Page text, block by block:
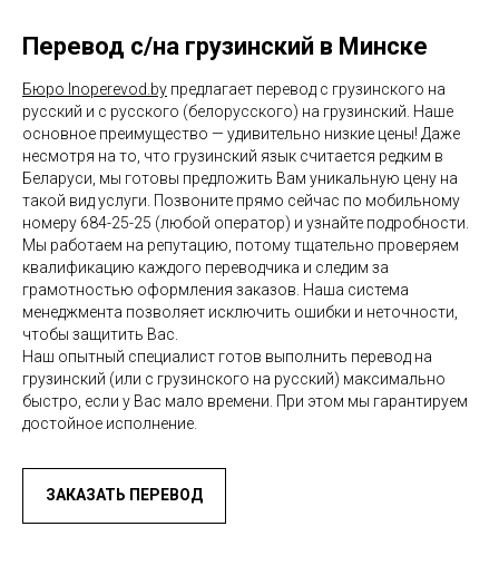
Перевод с/на грузинский в Минске
Бюро Inoperevod.by предлагает перевод с грузинского на
русский и с русского (белорусского) на грузинский. Наше
основное преимущество — удивительно низкие цены! Даже
несмотря на то, что грузинский язык считается редким в
Беларуси, мы готовы предложить Вам уникальную цену на
такой вид услуги. Позвоните прямо сейчас по мобильному
номеру 684-25-25 (любой оператор) и узнайте подробности.
Мы работаем на репутацию, потому тщательно проверяем
квалификацию каждого переводчика и следим за
грамотностью оформления заказов. Наша система
менеджмента позволяет исключить ошибки и неточности,
чтобы защитить Вас.
Наш опытный специалист готов выполнить перевод на
грузинский (или с грузинского на русский) максимально
быстро, если у Вас мало времени. При этом мы гарантируем
достойное исполнение.
ЗАКАЗАТЬ ПЕРЕВОД